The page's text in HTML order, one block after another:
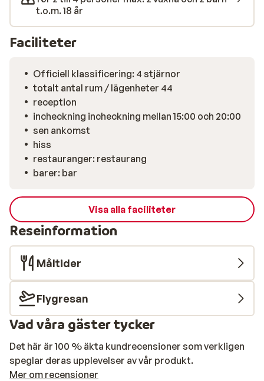
t.o.m. 18 år
Faciliteter
Officiell klassificering: 4 stjärnor
totalt antal rum / lägenheter 44
reception
incheckning incheckning mellan 15:00 och 20:00
sen ankomst
hiss
restauranger: restaurang
barer: bar
Visa alla faciliteter
Reseinformation
Måltider
Flygresan
Vad våra gäster tycker
Det här är 100 % äkta kundrecensioner som verkligen
speglar deras upplevelser av vår produkt.
Mer om recensioner